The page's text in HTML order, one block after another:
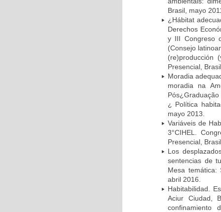
Brasil, mayo
¿Hábitat
Derechos
y III Congreso
(Consejo
(re)producción
Presencial,
Moradia
moradia na
¿ Política
mayo 2013.
Variáveis de
3°CIHEL.
Presencial,
Los
sentencias de
Mesa temática:
abril 2016.
Habitabilidad.
Aciur Ciudad,
confinamiento